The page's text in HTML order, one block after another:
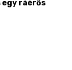
ráérős